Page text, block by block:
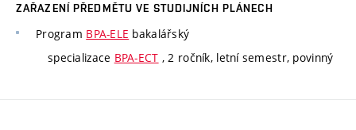
ZAŘAZENÍ PŘEDMĚTU VE STUDIJNÍCH PLÁNECH
Program BPA-ELE bakalářský
specializace BPA-ECT , 2 ročník, letní semestr, povinný